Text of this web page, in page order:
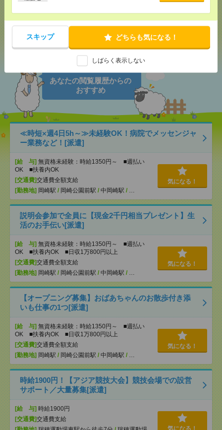
スキップ どちらも気になる！
しばらく表示しない
ツイート ブックマーク
あなたの閲覧履歴からの
おすすめ
≪時短×週4日5h～≫未経験OK！病院でメッセンジャ
ー業務など！[派遣]
[給 与] 無資格未経験：時給1350円～ ■週払い
OK ■扶養内OK
[交通費]交通費全額支給
[勤務地] 岡崎駅 / 岡崎公園前駅 / 中岡崎駅 / …
気になる！
説明会参加で全員に【現金2千円相当プレゼント】生
活のお手伝い[派遣]
[給 与] 無資格未経験：時給1350円～ ■週払い
OK ■扶養内OK ■日収1万800円以上
[交通費]交通費全額支給
[勤務地] 岡崎駅 / 岡崎公園前駅 / 中岡崎駅 / …
気になる！
【オープニング募集】おばあちゃんのお散歩付き添
いも仕事の1つ[派遣]
[給 与] 無資格未経験：時給1350円～ ■週払い
OK ■扶養内OK ■日収1万800円以上
[交通費]交通費全額支給
[勤務地] 岡崎駅 / 岡崎公園前駅 / 中岡崎駅 / …
気になる！
時給1900円！【アジア競技大会】競技会場での設営
サポート／大量募集[派遣]
[給 与] 時給1900円
[交通費]交通費支給
気になる！